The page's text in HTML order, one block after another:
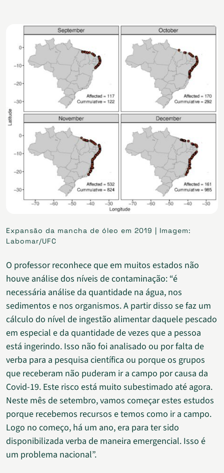
Expansão da mancha de óleo em 2019 | Imagem:
Labomar/UFC
O professor reconhece que em muitos estados não
houve análise dos níveis de contaminação: “é
necessária análise da quantidade na água, nos
sedimentos e nos organismos. A partir disso se faz um
cálculo do nível de ingestão alimentar daquele pescado
em especial e da quantidade de vezes que a pessoa
está ingerindo. Isso não foi analisado ou por falta de
verba para a pesquisa científica ou porque os grupos
que receberam não puderam ir a campo por causa da
Covid-19. Este risco está muito subestimado até agora.
Neste mês de setembro, vamos começar estes estudos
porque recebemos recursos e temos como ir a campo.
Logo no começo, há um ano, era para ter sido
disponibilizada verba de maneira emergencial. Isso é
um problema nacional”.